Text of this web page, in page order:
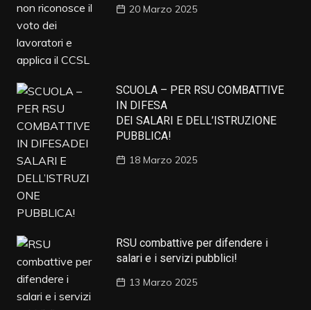
20 Marzo 2025
SCUOLA – PER RSU COMBATTIVE
IN DIFESA
DEI SALARI E DELL’ISTRUZIONE
PUBBLICA!
18 Marzo 2025
RSU combattive per difendere i
salari e i servizi pubblici!
13 Marzo 2025